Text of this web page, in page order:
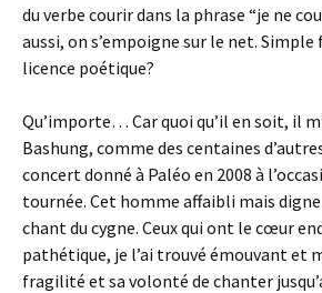
du verbe courir dans la phrase “je ne
aussi, on s’empoigne sur le net. Simple
licence poétique?
Qu’importe… Car quoi qu’il en soit, il
Bashung, comme des centaines
concert donné à Paléo en 2008 à
tournée. Cet homme affaibli mais
chant du cygne. Ceux qui ont le cœur
pathétique, je l’ai trouvé émouvant et
fragilité et sa volonté de chanter